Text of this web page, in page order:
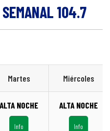
SEMANAL 104.7
Martes Miércoles
ALTA NOCHE
Info
ALTA NOCHE
Info